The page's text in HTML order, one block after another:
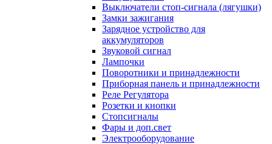
Выключатели стоп-сигнала (лягушки)
Замки зажигания
Зарядное устройство для
аккумуляторов
Звуковой сигнал
Лампочки
Поворотники и принадлежности
Приборная панель и принадлежности
Реле Регулятора
Розетки и кнопки
Стопсигналы
Фары и доп.свет
Электрооборудование